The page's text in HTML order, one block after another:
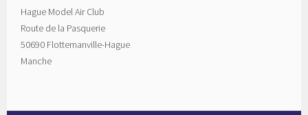
Hague Model Air Club
Route de la Pasquerie
50690 Flottemanville-Hague
Manche